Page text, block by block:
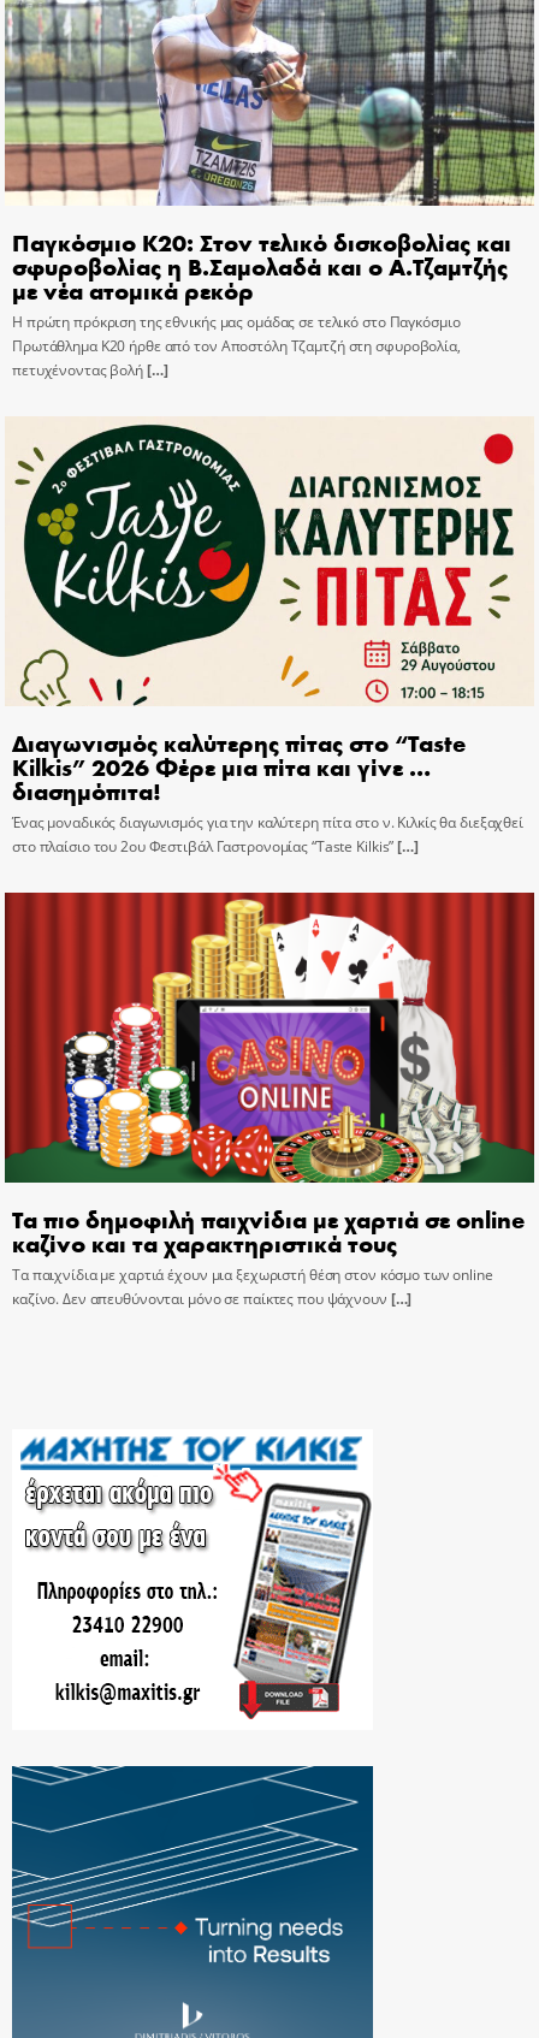
Παγκόσμιο Κ20: Στον τελικό δισκοβολίας και
σφυροβολίας η Β.Σαμολαδά και ο Α.Τζαμτζής
με νέα ατομικά ρεκόρ
Η πρώτη πρόκριση της εθνικής μας ομάδας σε τελικό στο Παγκόσμιο
Πρωτάθλημα Κ20 ήρθε από τον Αποστόλη Τζαμτζή στη σφυροβολία,
πετυχένοντας βολή[…]
Διαγωνισμός καλύτερης πίτας στο “Taste
Kilkis” 2026 Φέρε μια πίτα και γίνε …
διασημόπιτα!
Ένας μοναδικός διαγωνισμός για την καλύτερη πίτα στο ν. Κιλκίς θα διεξαχθεί
στο πλαίσιο του 2ου Φεστιβάλ Γαστρονομίας “Taste Kilkis”[…]
Τα πιο δημοφιλή παιχνίδια με χαρτιά σε online
καζίνο και τα χαρακτηριστικά τους
Τα παιχνίδια με χαρτιά έχουν μια ξεχωριστή θέση στον κόσμο των online
καζίνο. Δεν απευθύνονται μόνο σε παίκτες που ψάχνουν […]